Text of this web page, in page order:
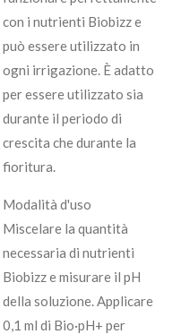
con i nutrienti Biobizz e
può essere utilizzato in
ogni irrigazione. È adatto
per essere utilizzato sia
durante il periodo di
crescita che durante la
fioritura.
Modalità d'uso
Miscelare la quantità
necessaria di nutrienti
Biobizz e misurare il pH
della soluzione. Applicare
0,1 ml di Bio·pH+ per